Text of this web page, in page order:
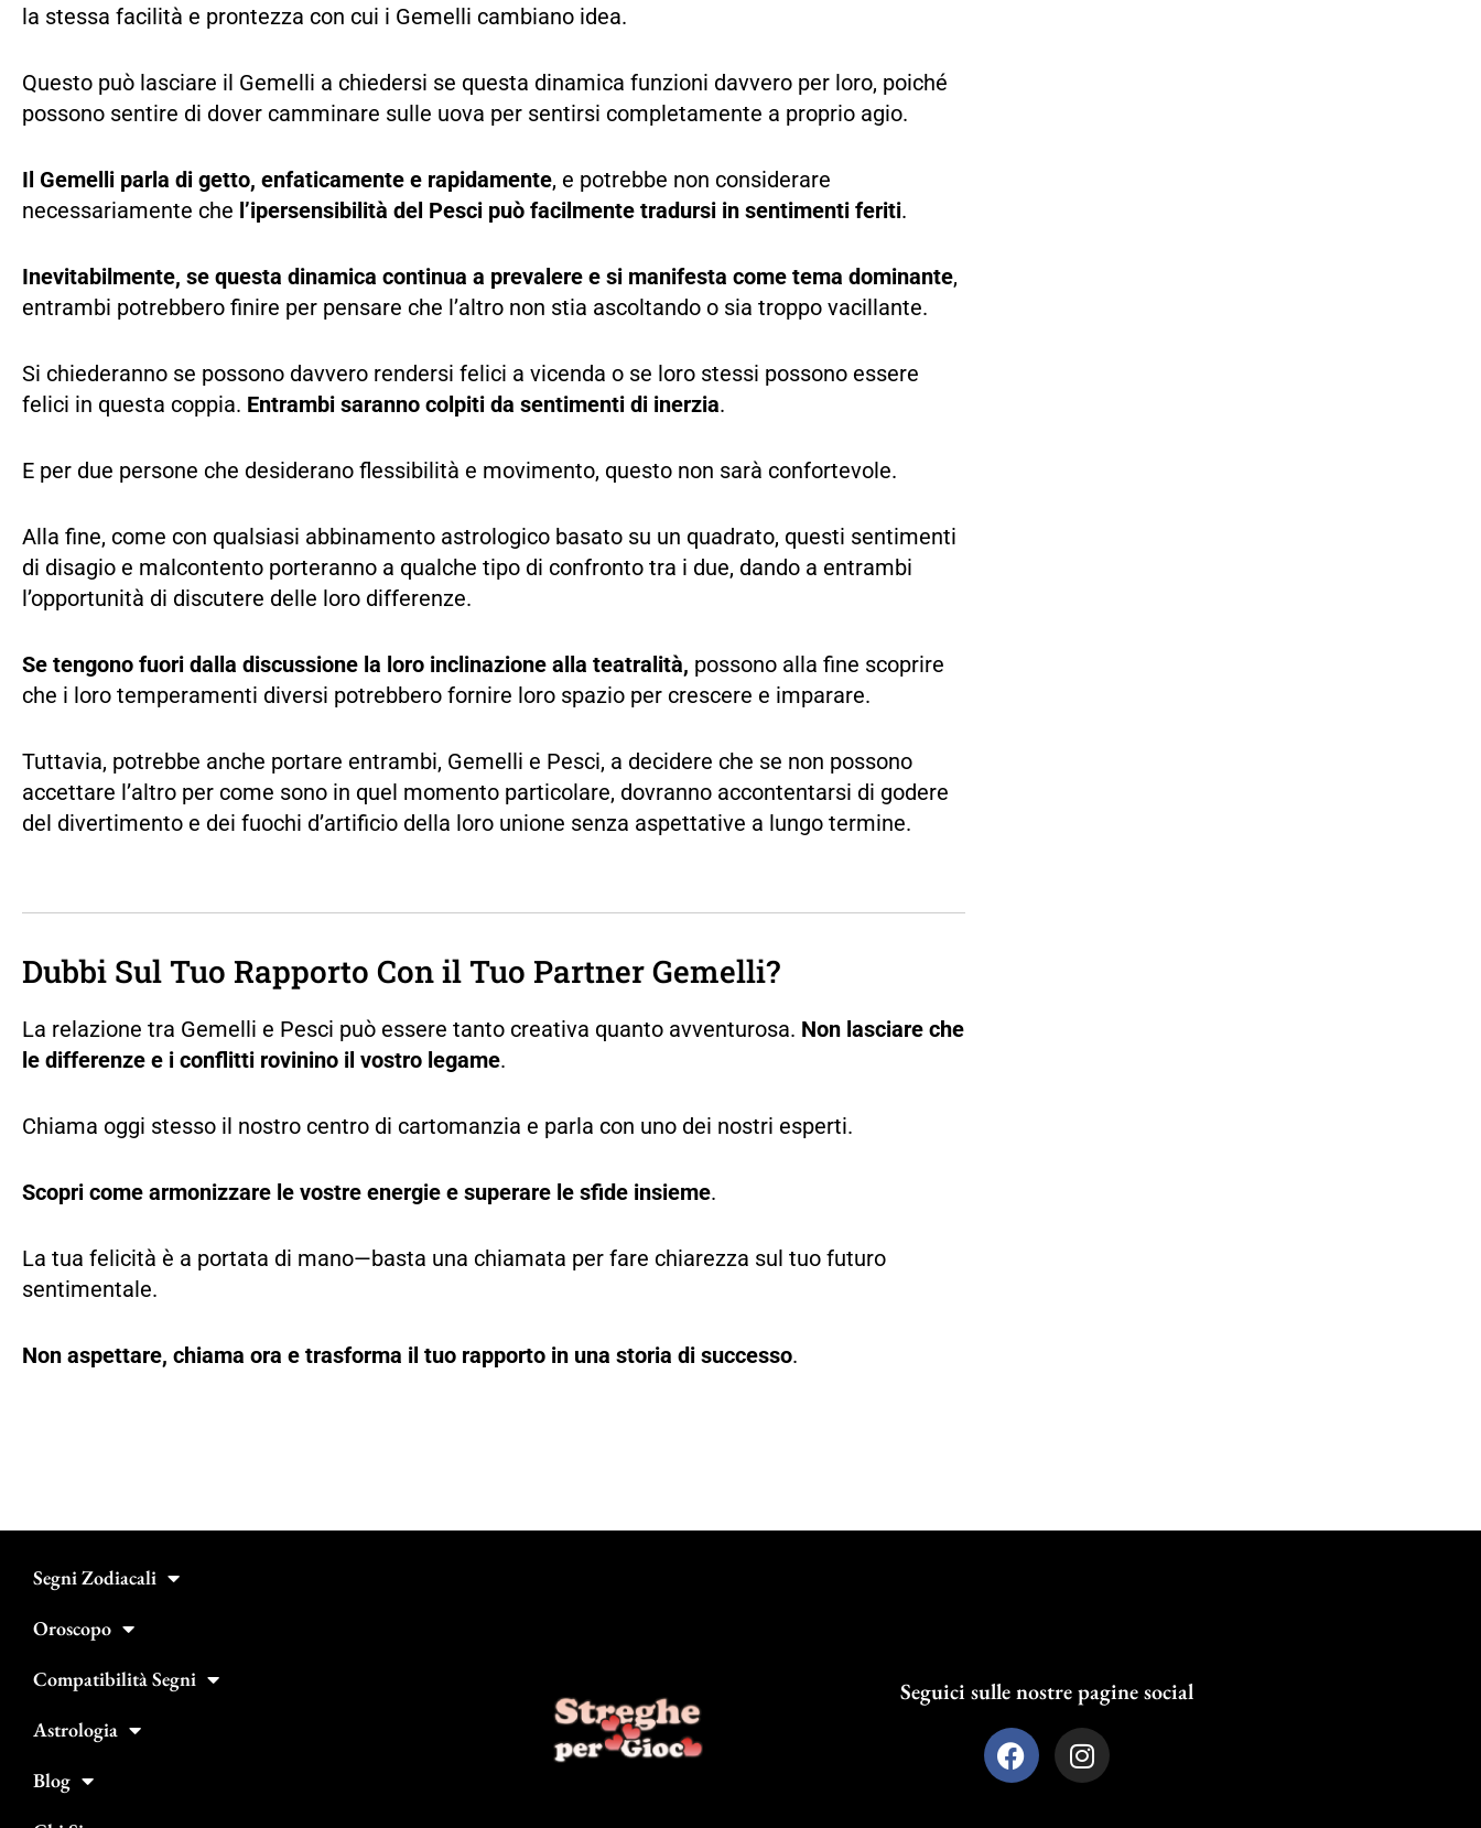
la stessa facilità e prontezza con cui i Gemelli cambiano idea.
Questo può lasciare il Gemelli a chiedersi se questa dinamica funzioni davvero per loro, poiché
possono sentire di dover camminare sulle uova per sentirsi completamente a proprio agio.
Il Gemelli parla di getto, enfaticamente e rapidamente, e potrebbe non considerare
necessariamente che l’ipersensibilità del Pesci può facilmente tradursi in sentimenti feriti.
Inevitabilmente, se questa dinamica continua a prevalere e si manifesta come tema dominante,
entrambi potrebbero finire per pensare che l’altro non stia ascoltando o sia troppo vacillante.
Si chiederanno se possono davvero rendersi felici a vicenda o se loro stessi possono essere
felici in questa coppia. Entrambi saranno colpiti da sentimenti di inerzia.
E per due persone che desiderano flessibilità e movimento, questo non sarà confortevole.
Alla fine, come con qualsiasi abbinamento astrologico basato su un quadrato, questi sentimenti
di disagio e malcontento porteranno a qualche tipo di confronto tra i due, dando a entrambi
l’opportunità di discutere delle loro differenze.
Se tengono fuori dalla discussione la loro inclinazione alla teatralità, possono alla fine scoprire
che i loro temperamenti diversi potrebbero fornire loro spazio per crescere e imparare.
Tuttavia, potrebbe anche portare entrambi, Gemelli e Pesci, a decidere che se non possono
accettare l’altro per come sono in quel momento particolare, dovranno accontentarsi di godere
del divertimento e dei fuochi d’artificio della loro unione senza aspettative a lungo termine.
Dubbi Sul Tuo Rapporto Con il Tuo Partner Gemelli?
La relazione tra Gemelli e Pesci può essere tanto creativa quanto avventurosa. Non lasciare che
le differenze e i conflitti rovinino il vostro legame.
Chiama oggi stesso il nostro centro di cartomanzia e parla con uno dei nostri esperti.
Scopri come armonizzare le vostre energie e superare le sfide insieme.
La tua felicità è a portata di mano—basta una chiamata per fare chiarezza sul tuo futuro
sentimentale.
Non aspettare, chiama ora e trasforma il tuo rapporto in una storia di successo.
Segni Zodiacali
Oroscopo
Compatibilità Segni
Astrologia
Blog
Seguici sulle nostre pagine social
F
a
I
n